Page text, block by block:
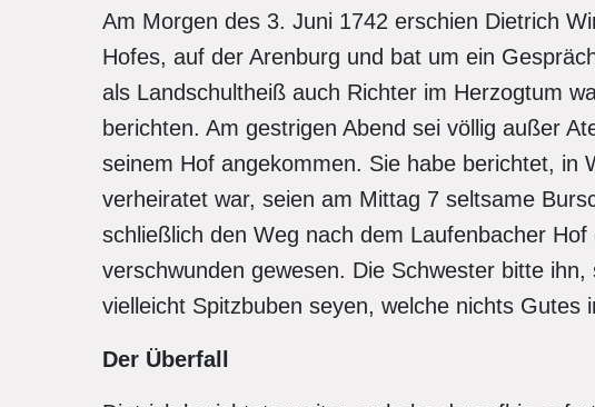
Am Morgen des 3. Juni 1742 erschien Dietrich
Hofes, auf der Arenburg und bat um ein
als Landschultheiß auch Richter im Herzogtum
berichten. Am gestrigen Abend sei völlig außer
seinem Hof angekommen. Sie habe berichtet, in
verheiratet war, seien am Mittag 7 seltsame
schließlich den Weg nach dem Laufenbacher
verschwunden gewesen. Die Schwester bitte
vielleicht Spitzbuben seyen, welche nichts Gutes
Der Überfall